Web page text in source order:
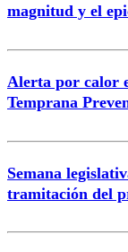
magnitud y el
Alerta por calor
Temprana
Semana
tramitación del